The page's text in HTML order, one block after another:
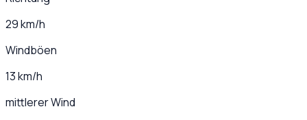
29 km/h
Windböen
13 km/h
mittlerer Wind